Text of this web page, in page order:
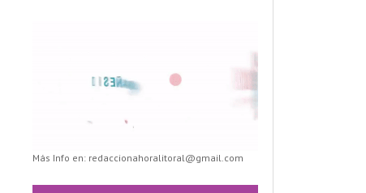
Más Info en: redaccionahoralitoral@gmail.com